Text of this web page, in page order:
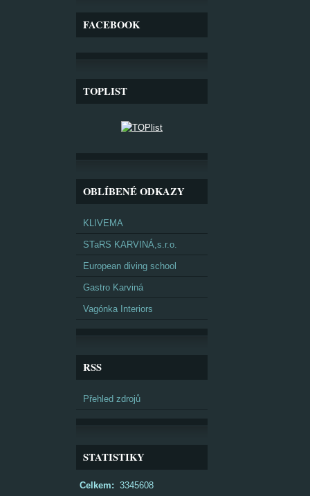
FACEBOOK
TOPLIST
OBLÍBENÉ ODKAZY
KLIVEMA
STaRS KARVINÁ,s.r.o.
European diving school
Gastro Karviná
Vagónka Interiors
RSS
Přehled zdrojů
STATISTIKY
Celkem: 3345608